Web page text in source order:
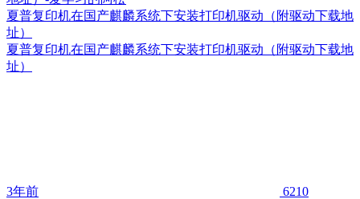
夏普复印机在国产麒麟系统下安装打印机驱动（附驱动下载地
址）
夏普复印机在国产麒麟系统下安装打印机驱动（附驱动下载地
址）
3年前 6210